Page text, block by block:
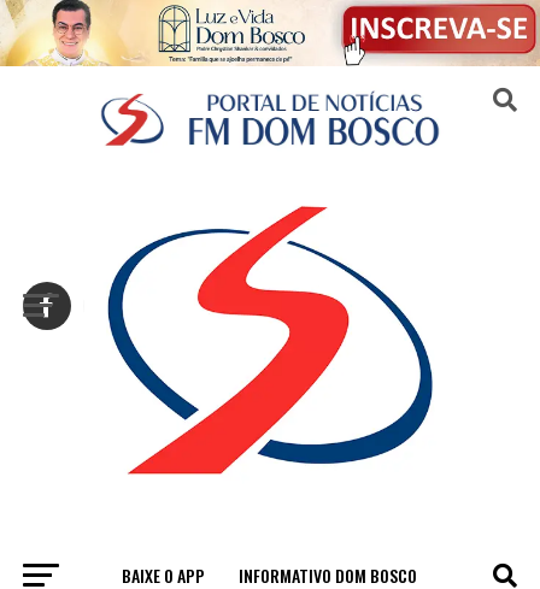
BAIXE O APP INFORMATIVO DOM BOSCO
CULTURA
Sair da versão mobile